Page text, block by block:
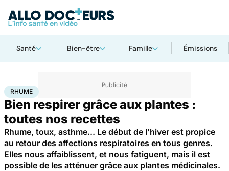
Santé Bien-être Famille Émissions
AccueilSanté
RHUME
Bien respirer grâce aux plantes :
toutes nos recettes
Rhume, toux, asthme... Le début de l'hiver est propice
au retour des affections respiratoires en tous genres.
Elles nous affaiblissent, et nous fatiguent, mais il est
possible de les atténuer grâce aux plantes médicinales.